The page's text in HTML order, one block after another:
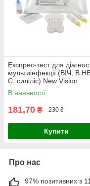
Експрес-тест для
мультиінфекції (ВІЧ, В
С, силіліс) New Vision
Diagnostics Профітест
В наявності
181,70 ₴ 230 ₴
Купити
Про нас
97% позитивних з